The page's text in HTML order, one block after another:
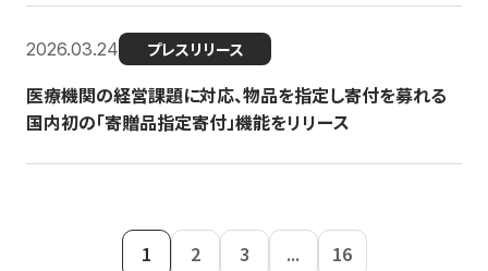
2026.03.24 プレスリリース
医療機関の経営課題に対応、物品を指定し寄付を募れる
国内初の「寄贈品指定寄付」機能をリリース
1 2 3 ... 16